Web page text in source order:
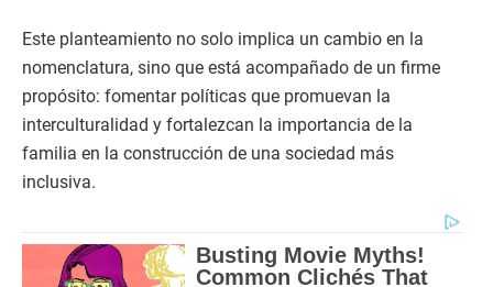
Este planteamiento no solo implica un cambio en la
nomenclatura, sino que está acompañado de un firme
propósito: fomentar políticas que promuevan la
interculturalidad y fortalezcan la importancia de la
familia en la construcción de una sociedad más
inclusiva.